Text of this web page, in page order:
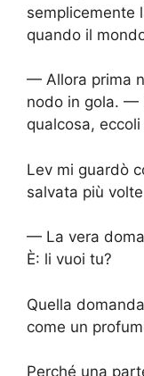
semplicemente
quando il
— Allora prima
nodo in gola. —
qualcosa, eccoli
Lev mi guardò
salvata più
— La vera
È: li vuoi tu?
Quella
come un
Perché una